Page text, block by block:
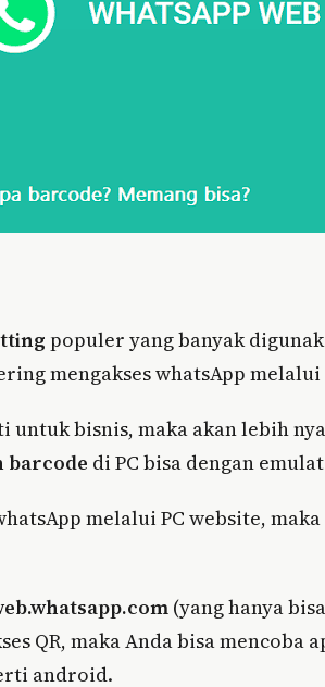
populer yang banyak
mengakses whatsApp
bisnis, maka akan lebih
barcode di PC bisa dengan
melalui PC website,
(yang hanya
QR, maka Anda bisa
android.